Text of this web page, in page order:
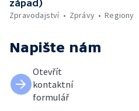
západ)
Zpravodajství
Zprávy Regiony
Napište nám
Otevřít
kontaktní
formulář